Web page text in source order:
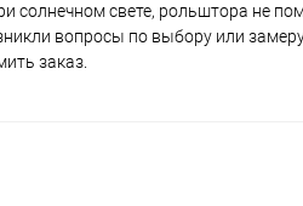
солнечном свете, рольштора не
вопросы по выбору или
заказ.